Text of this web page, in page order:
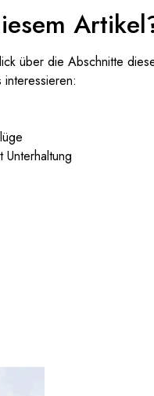
über die Abschnitte
Unterhaltung